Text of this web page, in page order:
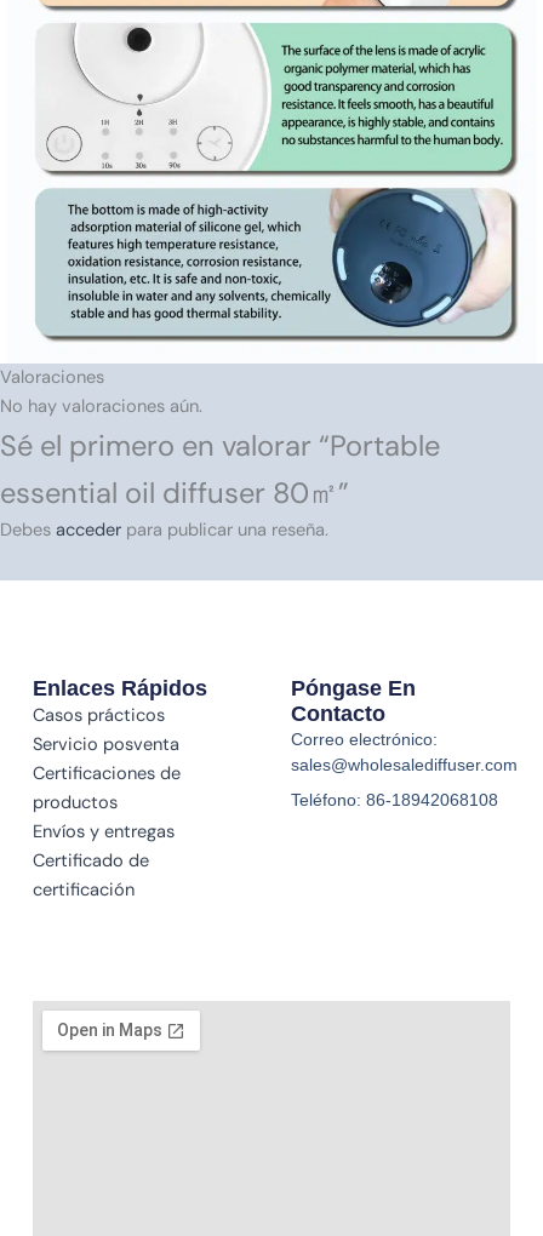
Valoraciones
No hay valoraciones aún.
Sé el primero en valorar “Portable
essential oil diffuser 80㎡”
Debes acceder para publicar una reseña.
Enlaces Rápidos
Casos prácticos
Servicio posventa
Certificaciones de
productos
Envíos y entregas
Certificado de
certificación
Póngase En
Contacto
Correo electrónico:
sales@wholesalediffuser.com
Teléfono: 86-18942068108